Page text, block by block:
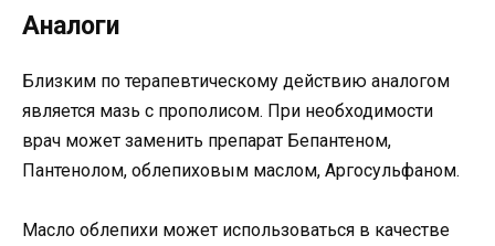
Аналоги
Близким по терапевтическому действию аналогом
является мазь с прополисом. При необходимости
врач может заменить препарат Бепантеном,
Пантенолом, облепиховым маслом, Аргосульфаном.
Масло облепихи может использоваться в качестве